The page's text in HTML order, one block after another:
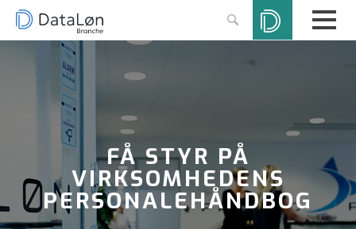
FÅ STYR PÅ
VIRKSOMHEDENS
PERSONALEHÅNDBOG